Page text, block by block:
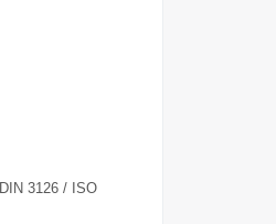
3126 / ISO